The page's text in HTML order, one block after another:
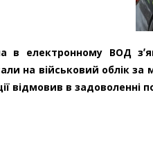
в електронному ВОД
на військовий облік
відмовив в задоволенні